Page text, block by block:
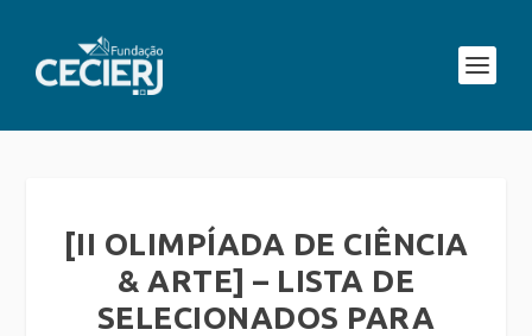
[II OLIMPÍADA DE CIÊNCIA
& ARTE] – LISTA DE
SELECIONADOS PARA